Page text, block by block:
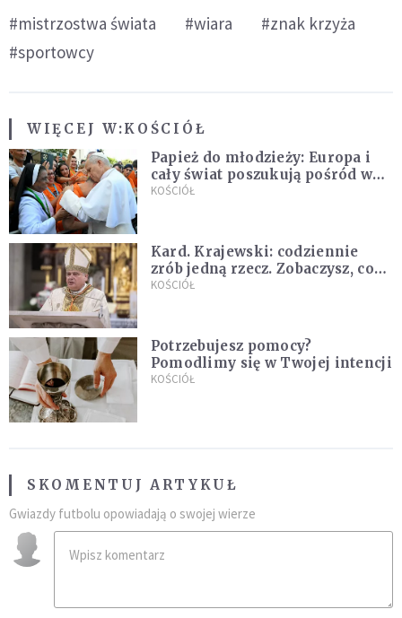
#mistrzostwa świata #wiara
#znak krzyża
#sportowcy
WIĘCEJ W:KOŚCIÓŁ
Papież do młodzieży: Europa i
cały świat poszukują pośród was
nowych świętych
KOŚCIÓŁ
Kard. Krajewski: codziennie
zrób jedną rzecz. Zobaczysz, co
stanie się z twoim życiem
KOŚCIÓŁ
Potrzebujesz pomocy?
Pomodlimy się w Twojej intencji
KOŚCIÓŁ
SKOMENTUJ ARTYKUŁ
Gwiazdy futbolu opowiadają o swojej wierze